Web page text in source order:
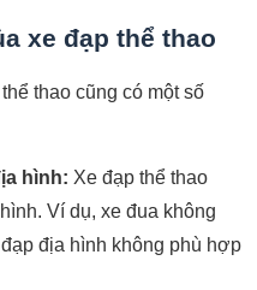
xe đạp thể thao
thao cũng có một số
hình: Xe đạp thể thao
Ví dụ, xe đua không
địa hình không phù hợp